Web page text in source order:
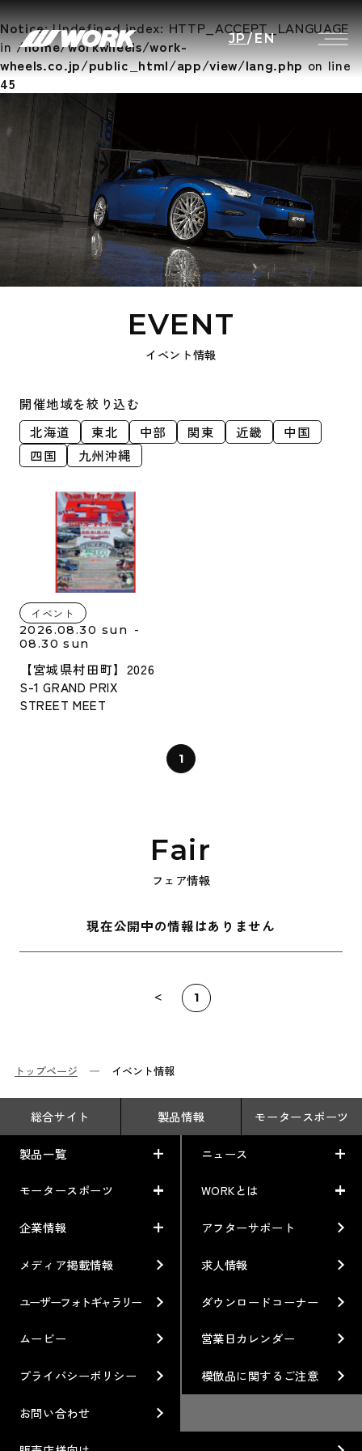
Notice: Undefined index: HTTP_ACCEPT_LANGUAGE
in/home/workwheels/work-
wheels.co.jp/public_html/app/view/lang.phpon line
45
JP/EN
EVENT
イベント情報
開催地域を絞り込む
北海道
東北 中部 関東 近畿
中国
四国
九州沖縄
イベント
2026.08.30 sun -
08.30 sun
【宮城県村田町】2026
S-1 GRAND PRIX
STREET MEET
1
Fair
フェア情報
現在公開中の情報はありません
1
トップページ イベント情報
総合サイト 製品情報 モータースポーツ
製品一覧
製品一覧
車から検索
利用条件／注意事項
ブランド紹介
ホイール情報
カスタムオーダープラン
ニュース
ニュース
お知らせ
イベント情報
モータースポーツ
モータースポーツ
レーシング特集
Gymkhana
DIRT TRIAL
SUPER GT
Rally
GR86/BRZ Cup
WORKとは
WORKとは
テクノロジー
クオリティー
デザイン
企業情報
企業情報
フィロソフィー
経営理念
私たちのあるべき姿
工場概要
会社沿革
アフターサポート
メディア掲載情報 求人情報
ユーザーフォトギャラリー ダウンロードコーナー
ムービー 営業日カレンダー
プライバシーポリシー 模倣品に関するご注意
お問い合わせ